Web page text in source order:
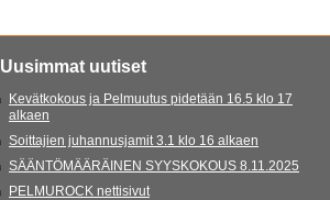
Uusimmat uutiset
Kevätkokous ja Pelmuutus pidetään 16.5 klo 17
alkaen
Soittajien juhannusjamit 3.1 klo 16 alkaen
SÄÄNTÖMÄÄRÄINEN SYYSKOKOUS 8.11.2025
PELMUROCK nettisivut